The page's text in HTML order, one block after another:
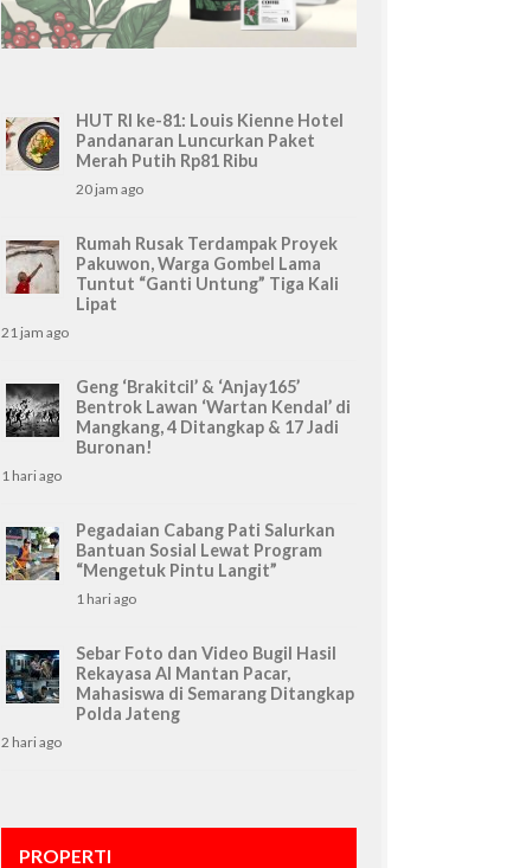
HUT RI ke-81: Louis Kienne Hotel
Pandanaran Luncurkan Paket
Merah Putih Rp81 Ribu
20 jam ago
Rumah Rusak Terdampak Proyek
Pakuwon, Warga Gombel Lama
Tuntut “Ganti Untung” Tiga Kali
Lipat
21 jam ago
Geng ‘Brakitcil’ & ‘Anjay165’
Bentrok Lawan ‘Wartan Kendal’ di
Mangkang, 4 Ditangkap & 17 Jadi
Buronan!
1 hari ago
Pegadaian Cabang Pati Salurkan
Bantuan Sosial Lewat Program
“Mengetuk Pintu Langit”
1 hari ago
Sebar Foto dan Video Bugil Hasil
Rekayasa AI Mantan Pacar,
Mahasiswa di Semarang Ditangkap
Polda Jateng
2 hari ago
PROPERTI